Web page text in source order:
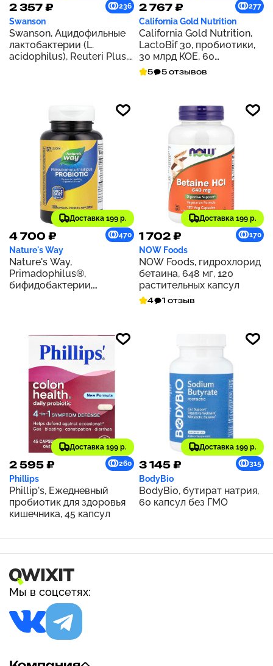
2 357 ₽ 236
Swanson
Swanson, Ацидофильные
лактобактерии (L.
acidophilus), Reuteri Plus,
2 767 ₽ 277
California Gold Nutrition
California Gold Nutrition,
LactoBif 30, пробиотики,
30 млрд КОЕ, 60
растительных капсул
5 5 отзывов
Доставка 199 р.
4 700 ₽ 470
Nature's Way
Nature's Way,
Primadophilus®,
бифидобактерии,
Доставка 199 р.
1 702 ₽ 170
NOW Foods
NOW Foods, гидрохлорид
бетаина, 648 мг, 120
растительных капсул
4 1 отзыв
Доставка 199 р.
2 595 ₽ 260
Phillips
Phillip's, Ежедневный
пробиотик для здоровья
кишечника, 45 капсул
Доставка 199 р.
3 145 ₽ 315
BodyBio
BodyBio, бутират натрия,
60 капсул без ГМО
Мы в соцсетях: